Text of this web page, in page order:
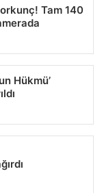
Tam 140
Hükmü’